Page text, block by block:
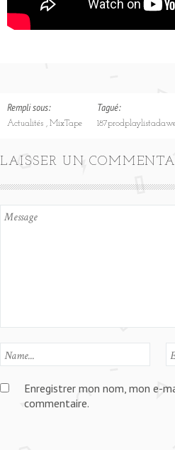
Rempli sous:
Actualités MixTape
Tagué:
LAISSER UN
Enregistrer mon nom, mon e-
commentaire.